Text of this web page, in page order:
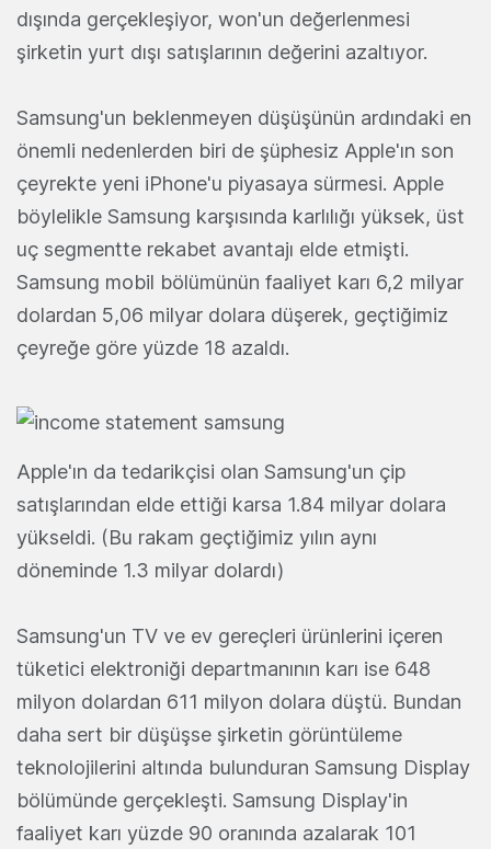
dışında gerçekleşiyor, won'un değerlenmesi
şirketin yurt dışı satışlarının değerini azaltıyor.
Samsung'un beklenmeyen düşüşünün ardındaki en
önemli nedenlerden biri de şüphesiz Apple'ın son
çeyrekte yeni iPhone'u piyasaya sürmesi. Apple
böylelikle Samsung karşısında karlılığı yüksek, üst
uç segmentte rekabet avantajı elde etmişti.
Samsung mobil bölümünün faaliyet karı 6,2 milyar
dolardan 5,06 milyar dolara düşerek, geçtiğimiz
çeyreğe göre yüzde 18 azaldı.
Apple'ın da tedarikçisi olan Samsung'un çip
satışlarından elde ettiği karsa 1.84 milyar dolara
yükseldi. (Bu rakam geçtiğimiz yılın aynı
döneminde 1.3 milyar dolardı)
Samsung'un TV ve ev gereçleri ürünlerini içeren
tüketici elektroniği departmanının karı ise 648
milyon dolardan 611 milyon dolara düştü. Bundan
daha sert bir düşüşse şirketin görüntüleme
teknolojilerini altında bulunduran Samsung Display
bölümünde gerçekleşti. Samsung Display'in
faaliyet karı yüzde 90 oranında azalarak 101